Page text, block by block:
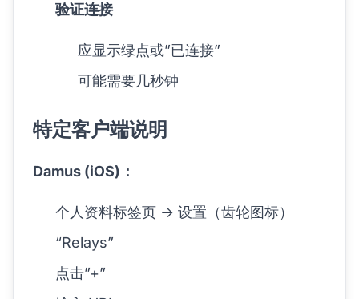
验证连接
应显示绿点或”已连接”
可能需要几秒钟
特定客户端说明
Damus (iOS)：
个人资料标签页 → 设置（齿轮图标）
“Relays”
点击”+”